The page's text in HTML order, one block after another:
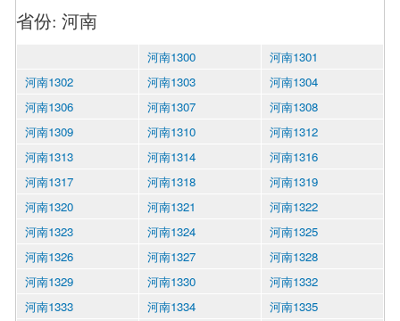
省份: 河南
河南1300
河南1301
河南1302
河南1303
河南1304
河南1306
河南1307
河南1308
河南1309
河南1310
河南1312
河南1313
河南1314
河南1316
河南1317
河南1318
河南1319
河南1320
河南1321
河南1322
河南1323
河南1324
河南1325
河南1326
河南1327
河南1328
河南1329
河南1330
河南1332
河南1333
河南1334
河南1335